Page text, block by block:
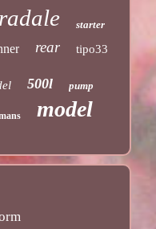
starter
rear tipo33
500l pump
model